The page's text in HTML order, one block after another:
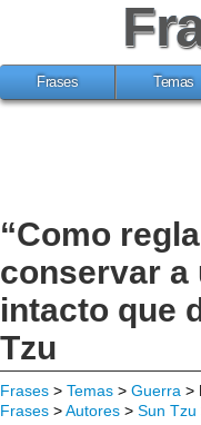
Frases Temas
“Como
conservar a
intacto que
Tzu
Frases > Temas > Guerra >
Frases >Autores > Sun Tzu